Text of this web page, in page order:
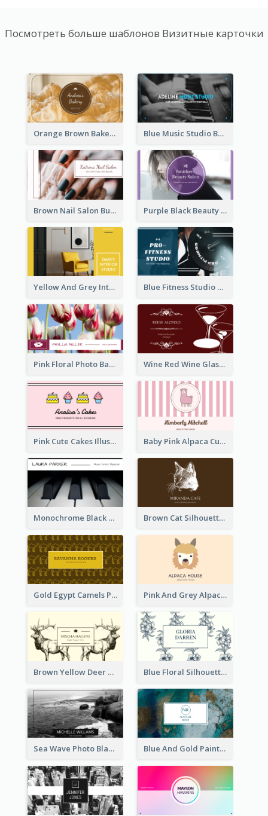
Посмотреть больше шаблонов Визитные карточки
Orange Brown Bakery Business Card Blue Music Studio Business Card
Brown Nail Salon Business Card Purple Black Beauty Salon Business Card
Yellow And Grey Interior Studio Business Card Blue Fitness Studio Business Card
Pink Floral Photo Background Photographer Business Card Wine Red Wine Glass Bartender Business Card
Pink Cute Cakes Illustration Cake Shop Business Card Baby Pink Alpaca Cute Illustration Business Card
Monochrome Black Piano Music Business Card Brown Cat Silhouette Cafe Business Card
Gold Egypt Camels Patterns Illustration Business Card Pink And Grey Alpaca Illustration Business Card
Brown Yellow Deer Silhouette Business Card Blue Floral Silhouette Elegant Business Card
Sea Wave Photo Black And White Business Card Blue And Gold Painting Texture Business Card